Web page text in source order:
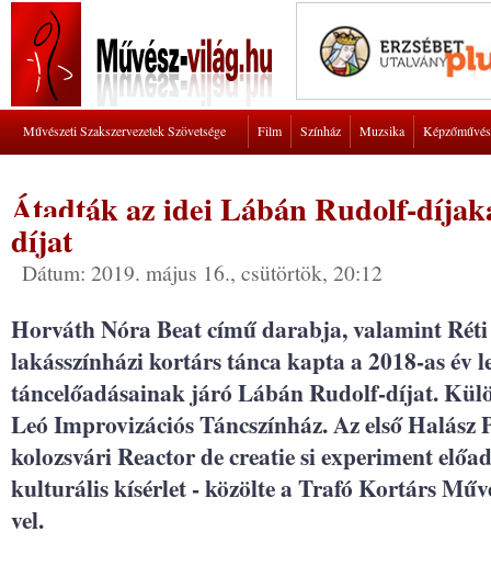
Művészeti Szakszervezetek Szövetsége Film Színház Muzsika
Átadták az idei Lábán Rudolf-
díjat
Dátum: 2019. május 16., csütörtök, 20:12
Horváth Nóra Beat című darabja, valamint
lakásszínházi kortárs tánca kapta a 2018-as év
táncelőadásainak járó Lábán Rudolf-díjat.
Leó Improvizációs Táncszínház. Az első
kolozsvári Reactor de creatie si experiment
kulturális kísérlet - közölte a Trafó Kortárs
vel.